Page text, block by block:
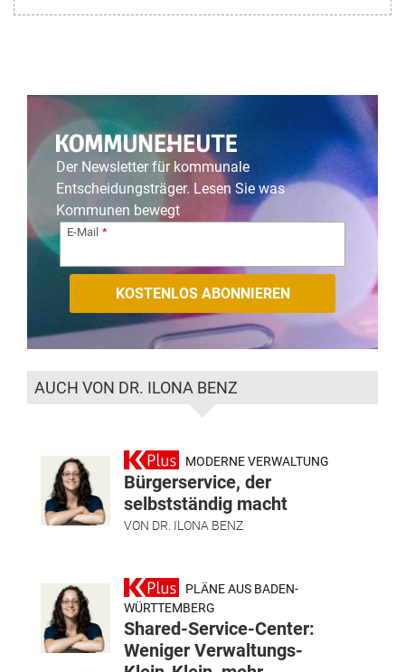
Der Newsletter für kommunale
Entscheidungsträger. Lesen Sie was
Kommunen bewegt
E-Mail
AUCH VON DR. ILONA BENZ
MODERNE VERWALTUNG
Bürgerservice, der
selbstständig macht
VON DR. ILONA BENZ
PLÄNE AUS BADEN-
WÜRTTEMBERG
Shared-Service-Center:
Weniger Verwaltungs-